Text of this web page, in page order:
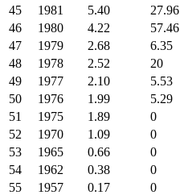
45
1981 5.40
27.96
46
1980 4.22
57.46
47
1979 2.68
6.35
48
1978 2.52
20
49
1977 2.10
5.53
50
1976 1.99
5.29
51
1975 1.89
0
52
1970 1.09
0
53
1965 0.66
0
54
1962 0.38
0
55
1957 0.17
0